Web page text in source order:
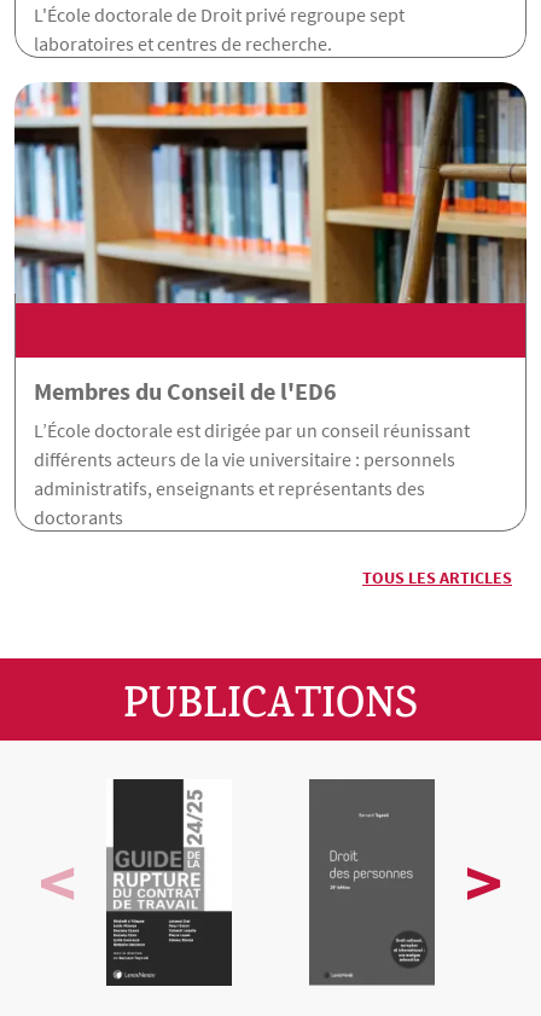
L'École doctorale de Droit privé regroupe sept
laboratoires et centres de recherche.
Membres du Conseil de l'ED6
L’École doctorale est dirigée par un conseil réunissant
différents acteurs de la vie universitaire : personnels
administratifs, enseignants et représentants des
doctorants
TOUS LES ARTICLES
PUBLICATIONS